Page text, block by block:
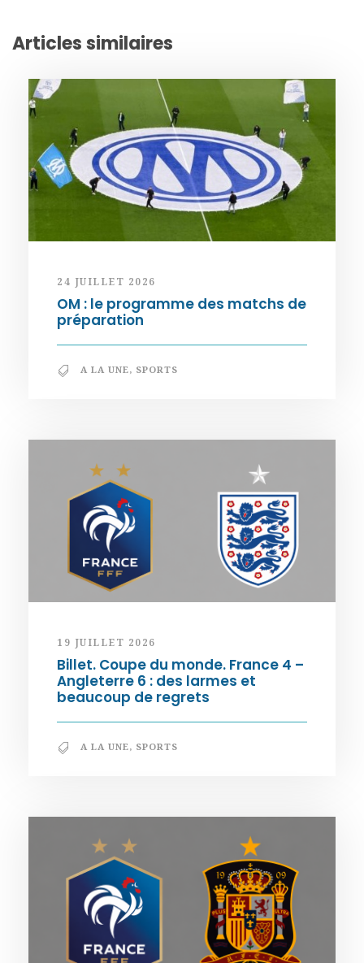
Articles similaires
24 JUILLET 2026
OM : le programme des matchs de
préparation
A LA UNE, SPORTS
19 JUILLET 2026
Billet. Coupe du monde. France 4 –
Angleterre 6 : des larmes et
beaucoup de regrets
A LA UNE, SPORTS